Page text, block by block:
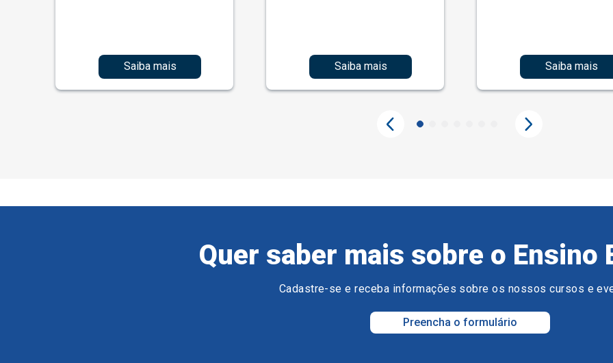
Saiba mais Saiba mais Saiba mais
Quer saber mais sobre o Ensino
Cadastre-se e receba informações sobre os nossos cursos e
Preencha o formulário